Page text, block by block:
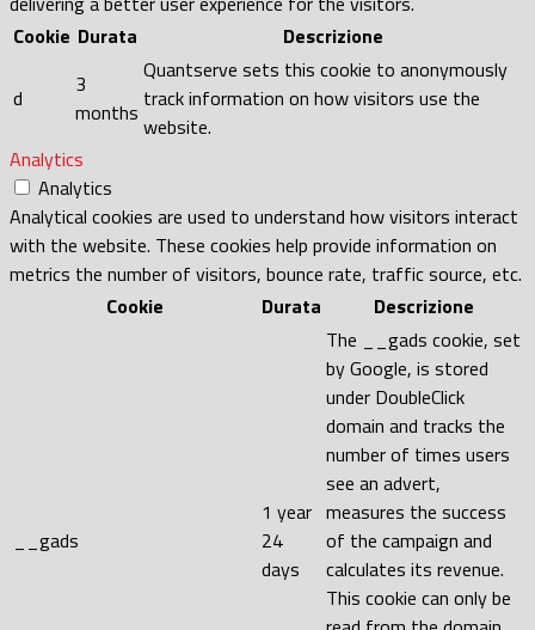
Cookie Durata Descrizione
d
3
months
Quantserve sets this cookie to anonymously
track information on how visitors use the
website.
Analytics
Analytics
Analytical cookies are used to understand how visitors interact
with the website. These cookies help provide information on
metrics the number of visitors, bounce rate, traffic source, etc.
Cookie
Durata Descrizione
__gads
1 year
24
days
The __gads cookie, set
by Google, is stored
under DoubleClick
domain and tracks the
number of times users
see an advert,
measures the success
of the campaign and
calculates its revenue.
This cookie can only be